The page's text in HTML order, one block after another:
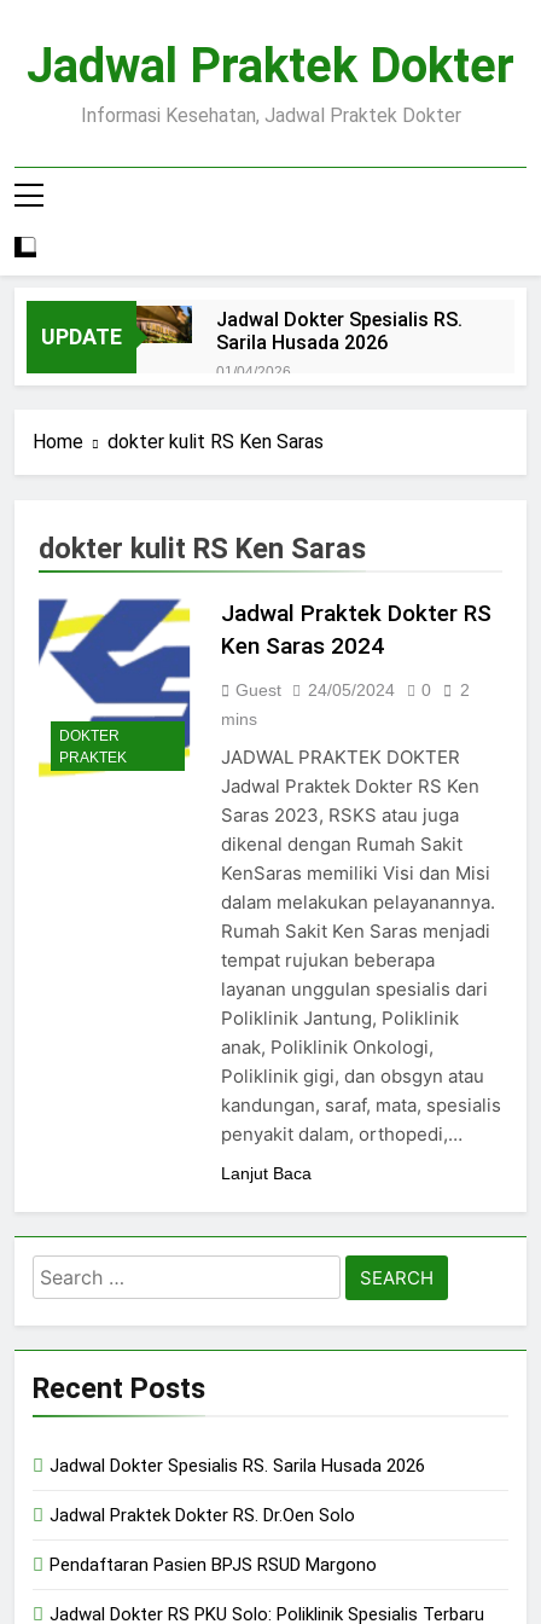
content
Jadwal Praktek Dokter
Informasi Kesehatan, Jadwal Praktek Dokter
UPDATE
Jadwal Dokter Spesialis RS.
Sarila Husada 2026
01/04/2026
15/07/2025
Pendaftaran Pasien BPJS
Jadwal Dokter RS PKU Solo:
15/07/2025
Jadwal Praktek Dokter RS
Maguan Husada Wonogiri
15/07/2025
Daftar online rs sarila
Jadwal Dokter RS. Puri Asih
Salatiga 2025
15/07/2025
Jadwal Dokter RS Mulia
Hati Wonogiri
15/07/2025
Pendaftaran Pasien BPJS
RSUD Bung Karno
24/05/2024
Pendaftaran Pasien BPJS
RSUD Banyumas
Home dokter kulit RS Ken Saras
dokter kulit RS Ken Saras
DOKTER
PRAKTEK
Jadwal Praktek Dokter RS
Ken Saras 2024
Guest 24/05/2024 0
2
mins
JADWAL PRAKTEK DOKTER
Jadwal Praktek Dokter RS Ken
Saras 2023, RSKS atau juga
dikenal dengan Rumah Sakit
KenSaras memiliki Visi dan Misi
dalam melakukan pelayanannya.
Rumah Sakit Ken Saras menjadi
tempat rujukan beberapa
layanan unggulan spesialis dari
Poliklinik Jantung, Poliklinik
anak, Poliklinik Onkologi,
Poliklinik gigi, dan obsgyn atau
kandungan, saraf, mata, spesialis
penyakit dalam, orthopedi,…
Lanjut Baca
Search
for:
Recent Posts
Jadwal Dokter Spesialis RS. Sarila Husada 2026
Jadwal Praktek Dokter RS. Dr.Oen Solo
Pendaftaran Pasien BPJS RSUD Margono
Jadwal Dokter RS PKU Solo: Poliklinik Spesialis Terbaru